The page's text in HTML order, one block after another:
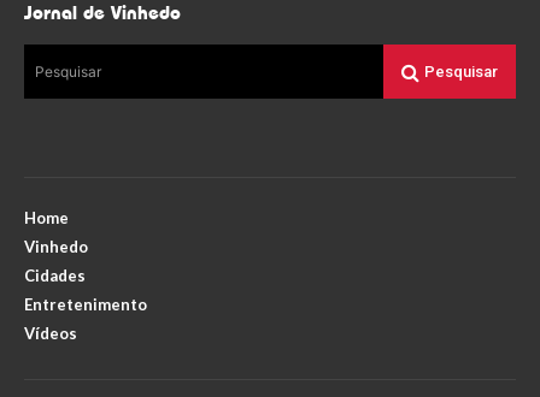
Jornal de Vinhedo
Pesquisar Pesquisar
Home
Vinhedo
Cidades
Entretenimento
Vídeos